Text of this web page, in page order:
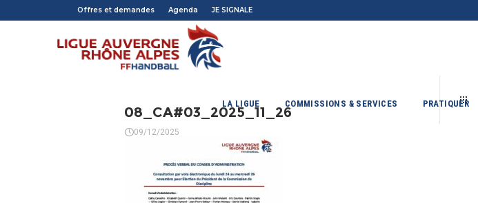
Offres et demandes Agenda JE SIGNALE
LA LIGUE COMMISSIONS & SERVICES PRATIQUER
08_CA#03_2025_11_26
09/12/2025